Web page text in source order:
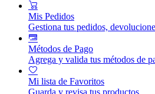
Mis Pedidos
Gestiona tus pedidos,
Métodos de Pago
Agrega y valida tus métodos de
Mi lista de Favoritos
Guarda y revisa tus productos